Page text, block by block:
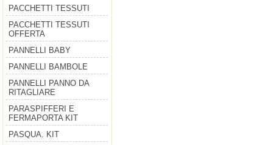
PACCHETTI TESSUTI
PACCHETTI TESSUTI
OFFERTA
PANNELLI BABY
PANNELLI BAMBOLE
PANNELLI PANNO DA
RITAGLIARE
PARASPIFFERI E
FERMAPORTA KIT
PASQUA. KIT